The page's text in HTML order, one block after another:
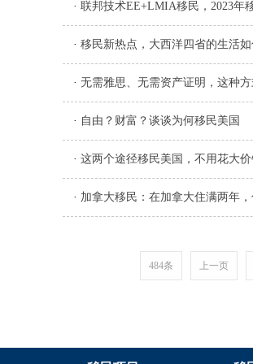
· 联邦技术EE+LMIA移民，2023年
· 移民新热点，大西洋四省的生活如
· 无需雅思、无需资产证明，这种
· 自由？财富？谈谈为何移民美国
· 这两个途径移民美国，不用花大价
· 加拿大移民：在加拿大住满两年
484条 上一页